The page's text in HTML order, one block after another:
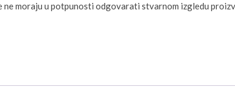
ne moraju u potpunosti odgovarati stvarnom izgledu